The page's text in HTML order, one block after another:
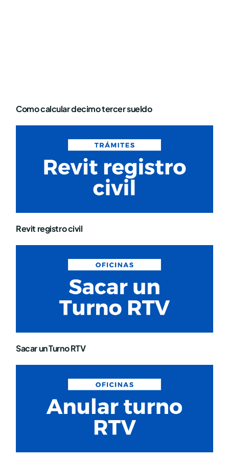
Como calcular decimo tercer sueldo
Revit registro civil
Sacar un Turno RTV